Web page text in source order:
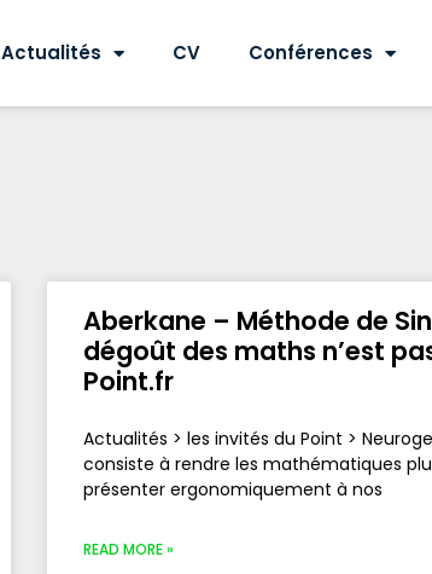
Actualités CV Conférences
Aberkane – Méthode de
dégoût des maths n’est
Point.fr
Actualités > les invités du Point >
consiste à rendre les mathématiques
présenter ergonomiquement à nos
READ MORE »